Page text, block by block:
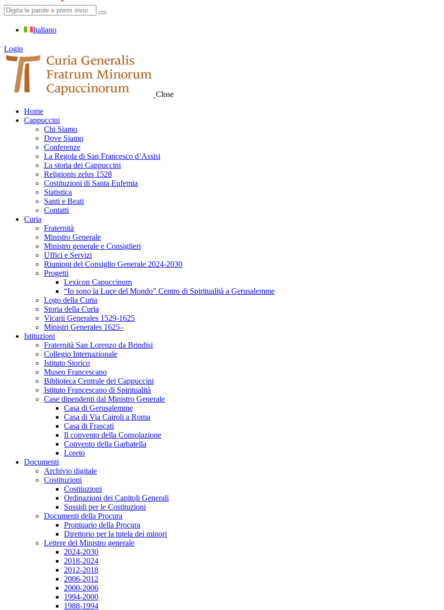
Italiano
Login
Close
Home
Cappuccini
Chi Siamo
Dove Siamo
Conferenze
La Regola di San Francesco d’Assisi
La storia dei Cappuccini
Religionis zelus 1528
Costituzioni di Santa Eufemia
Statistica
Santi e Beati
Contatti
Curia
Fraternità
Ministro Generale
Ministro generale e Consiglieri
Uffici e Servizi
Riunioni del Consiglio Generale 2024-2030
Progetti
Lexicon Capuccinum
“Io sono la Luce del Mondo” Centro di Spiritualità a Gerusalemme
Logo della Curia
Storia della Curia
Vicarii Generales 1529-1625
Ministri Generales 1625–
Istituzioni
Fraternità San Lorenzo da Brindisi
Collegio Internazionale
Istituto Storico
Museo Francescano
Biblioteca Centrale dei Cappuccini
Istituto Francescano di Spiritualità
Case dipendenti dal Ministro Generale
Casa di Gerusalemme
Casa di Via Cairoli a Roma
Casa di Frascati
Il convento della Consolazione
Convento della Garbatella
Loreto
Documenti
Archivio digitale
Costituzioni
Costituzioni
Ordinazioni dei Capitoli Generali
Sussidi per le Costituzioni
Documenti della Procura
Prontuario della Procura
Direttorio per la tutela dei minori
Lettere del Ministro generale
2024-2030
2018-2024
2012-2018
2006-2012
2000-2006
1994-2000
1988-1994